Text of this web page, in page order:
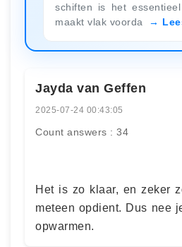
schiften is het
maakt vlak voorda
Jayda van Geffen
2025-07-24 00:43:05
Count answers : 34
Het is zo klaar, en zeker
meteen opdient. Dus nee
opwarmen.